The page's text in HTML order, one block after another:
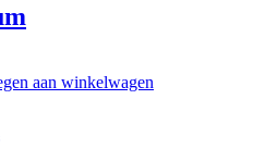
aan winkelwagen